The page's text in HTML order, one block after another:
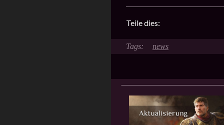
Teile dies:
news